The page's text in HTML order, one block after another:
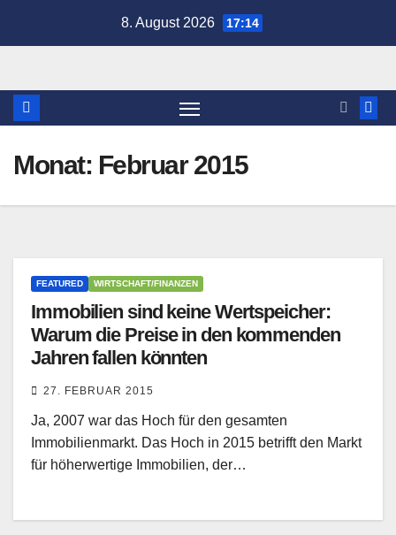
8. August 2026 17:14
Monat: Februar 2015
FEATURED WIRTSCHAFT/FINANZEN
Immobilien sind keine Wertspeicher:
Warum die Preise in den kommenden
Jahren fallen könnten
27. FEBRUAR 2015
Ja, 2007 war das Hoch für den gesamten
Immobilienmarkt. Das Hoch in 2015 betrifft den Markt
für höherwertige Immobilien, der…